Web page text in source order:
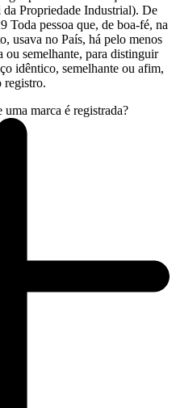
Propriedade Industrial). De
Toda pessoa que, de boa-fé, na
usava no País, há pelo menos
ou semelhante, para distinguir
idêntico, semelhante ou afim,
registro.
marca é registrada?